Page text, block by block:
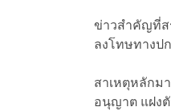
ข่าวสำคัญที่ส
ลงโทษทางป
สาเหตุหลักม
อนุญาต แฝงตั